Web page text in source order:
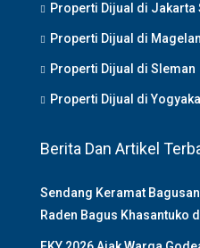
Properti Dijual di Jakarta
Properti Dijual di
Properti Dijual di Sleman
Properti Dijual di
Berita Dan Artikel
Sendang Keramat
Raden Bagus Khasantuko